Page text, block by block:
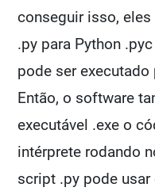
conseguir isso,
.py para Python
pode ser
Então, o software
executável .exe o
intérprete rodando
script .py pode